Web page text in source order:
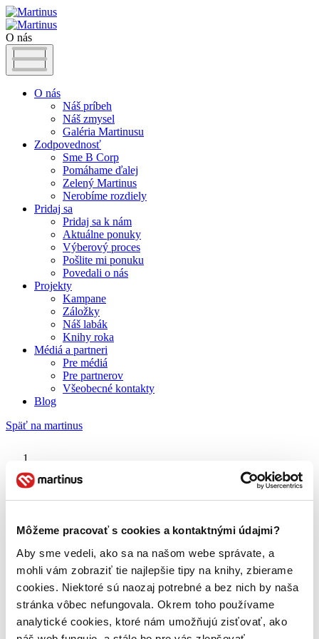
Môžeme pracovať s cookies a kontaktnými údajmi?
Aby sme vedeli, ako sa na našom webe správate, a
mohli vám zobraziť tie najlepšie tipy na knihy, zbierame
cookies. Niektoré sú naozaj potrebné a bez nich by naša
stránka vôbec nefungovala. Okrem toho používame
analytické cookies, ktoré nám umožňujú zisťovať, ako
O nás
O nás
Náš príbeh
Náš zmysel
Galéria Martinusu
Zodpovednosť
Sme B Corp
Pomáhame ďalej
Zelený Martinus
Nerobíme rozdiely
Pridaj sa
Pridaj sa k nám
Aktuálne ponuky
Výberový proces
Pošlite mi ponuku
Povedali o nás
Projekty
Kampane
Záložky
Náš labák
Knihy roka
Médiá a partneri
Pre médiá
Pre partnerov
Všeobecné kontakty
Blog
Späť na martinus
Ruby Sparks
O nás
Náš príbeh
Galéria Martinusu
Zodpovednosť
Sme B Corp